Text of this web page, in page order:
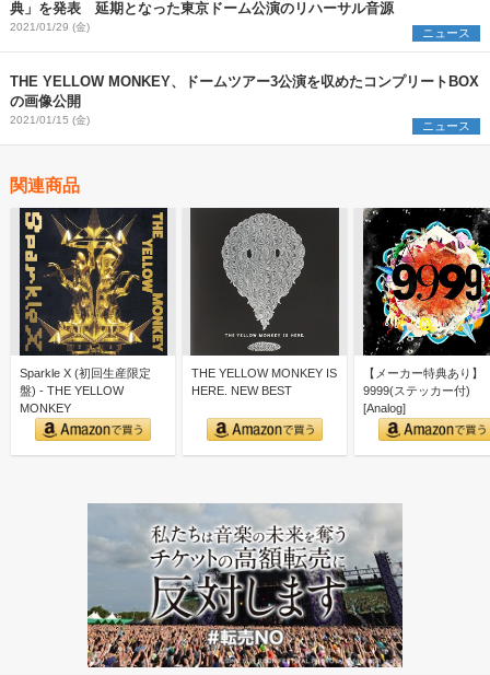
典」を発表 延期となった東京ドーム公演のリハーサル音源
2021/01/29 (金) ニュース
THE YELLOW MONKEY、ドームツアー3公演を収めたコンプリートBOX
の画像公開
2021/01/15 (金) ニュース
関連商品
Sparkle X (初回生産限定
盤) - THE YELLOW
MONKEY
THE YELLOW MONKEY IS
HERE. NEW BEST
【メーカー特典あり】
9999(ステッカー付)
[Analog]